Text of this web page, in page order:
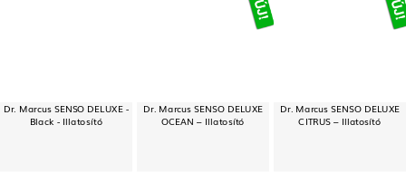
Dr. Marcus SENSO DELUXE -
Black - Illatosító
Dr. Marcus SENSO DELUXE
OCEAN – Illatosító
Dr. Marcus SENSO DELUXE
CITRUS – Illatosító